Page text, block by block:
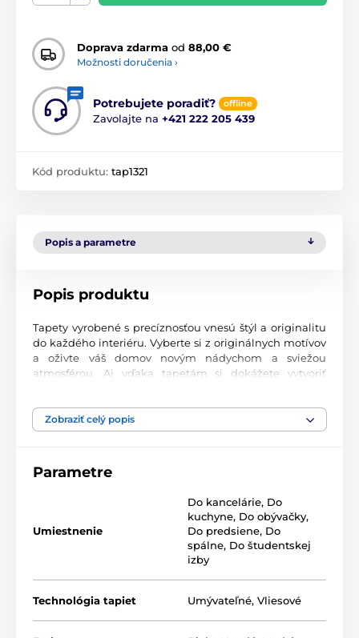
Doprava zdarma od 88,00 €
Možnosti doručenia ›
Potrebujete poradiť? offline
Zavolajte na +421 222 205 439
Kód produktu: tap1321
Popis a parametre
Popis produktu
Tapety vyrobené s precíznosťou vnesú štýl a originalitu
do každého interiéru. Vyberte si z originálnych motívov
a oživte váš domov novým nádychom a sviežou
atmosférou. Aj vďaka tapetám si dokážete vytvoriť
Najvyššia kvalita tlače
miestnosti. Tlačia sa na kvalitný vlies s jemným
technológii sa vyznačujú výbornou odolnosťou a
Tapety sú vyrábané v rôznych veľkostiach, pričom každá
z nich pozostáva z pásov širokých 49 cm.
Zobraziť celý popis
Parametre
Umiestnenie
Do kancelárie, Do
kuchyne, Do obývačky,
Do predsiene, Do
spálne, Do študentskej
izby
Technológia tapiet Umývateľné, Vliesové